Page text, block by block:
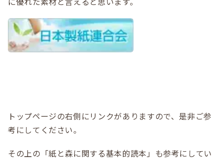
トップページの右側にリンクがありますので、是非ご参
考にしてください。
その上の「紙と森に関する基本的読本」も参考にしてい